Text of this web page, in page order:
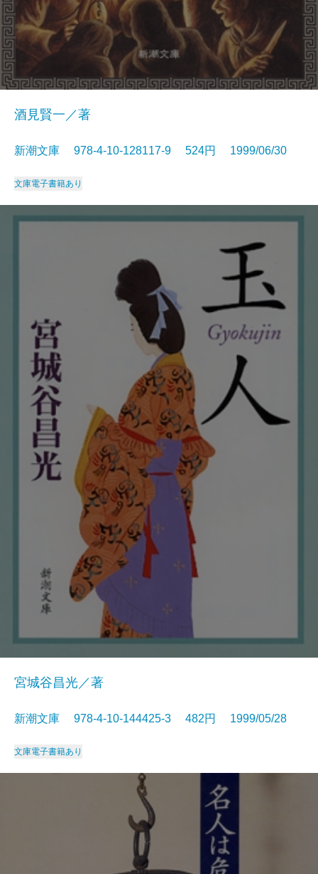
酒見賢一／著
新潮文庫 978-4-10-128117-9 524円 1999/06/30
文庫電子書籍あり
宮城谷昌光／著
新潮文庫 978-4-10-144425-3 482円 1999/05/28
文庫電子書籍あり